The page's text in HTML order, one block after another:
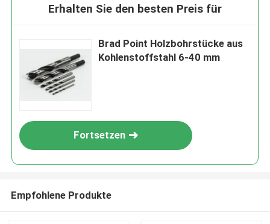
Erhalten Sie den besten Preis für
Brad Point Holzbohrstücke aus
Kohlenstoffstahl 6-40 mm
Fortsetzen
Empfohlene Produkte